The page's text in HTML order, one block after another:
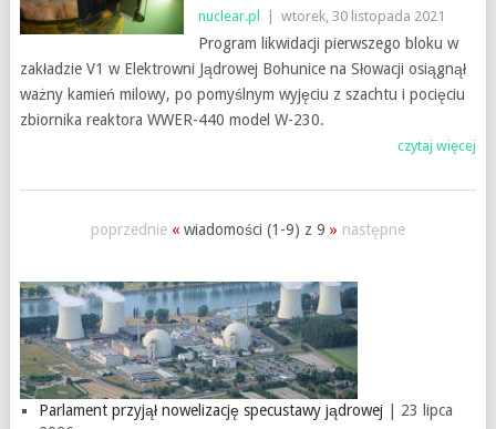
nuclear.pl wtorek, 30 listopada 2021
Program likwidacji pierwszego bloku w
zakładzie V1 w Elektrowni Jądrowej Bohunice na Słowacji osiągnął
ważny kamień milowy, po pomyślnym wyjęciu z szachtu i pocięciu
zbiornika reaktora WWER-440 model W-230.
czytaj więcej
poprzednie «wiadomości (1-9) z 9 » następne
Parlament przyjął nowelizację specustawy jądrowej | 23 lipca